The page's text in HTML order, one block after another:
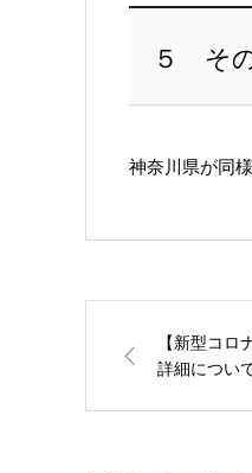
５ そ
神奈川県が同
【新型コ
詳細につい